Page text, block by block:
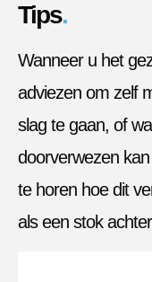
Tips.
Wanneer u het
adviezen om zelf
slag te gaan, of
doorverwezen
te horen hoe dit
als een stok